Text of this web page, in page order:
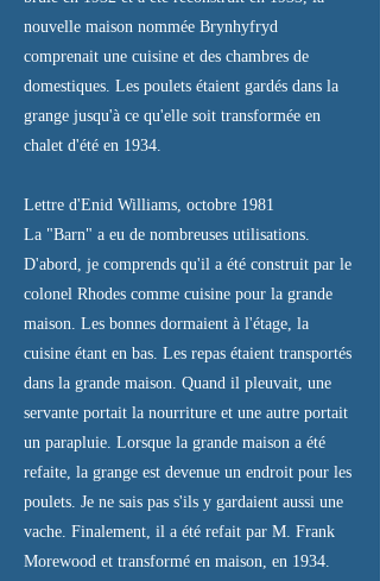
nouvelle maison nommée Brynhyfryd
comprenait une cuisine et des chambres de
domestiques. Les poulets étaient gardés dans la
grange jusqu'à ce qu'elle soit transformée en
chalet d'été en 1934.
Lettre d'Enid Williams, octobre 1981
La "Barn" a eu de nombreuses utilisations.
D'abord, je comprends qu'il a été construit par le
colonel Rhodes comme cuisine pour la grande
maison. Les bonnes dormaient à l'étage, la
cuisine étant en bas. Les repas étaient transportés
dans la grande maison. Quand il pleuvait, une
servante portait la nourriture et une autre portait
un parapluie. Lorsque la grande maison a été
refaite, la grange est devenue un endroit pour les
poulets. Je ne sais pas s'ils y gardaient aussi une
vache. Finalement, il a été refait par M. Frank
Morewood et transformé en maison, en 1934.